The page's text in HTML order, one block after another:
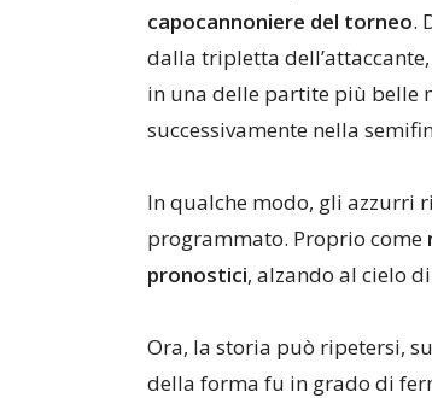
capocannoniere del torneo.
dalla tripletta
in una delle partite più belle
successivamente nella
In qualche modo, gli azzurri
programmato. Proprio come
pronostici, alzando al cielo di
Ora, la storia può ripetersi,
della forma fu in grado di